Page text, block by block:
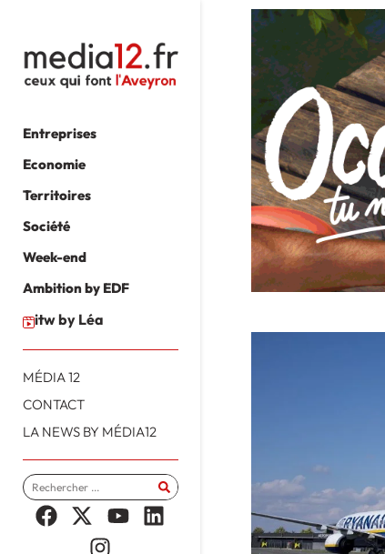
Entreprises
Economie
Territoires
Société
Week-end
Ambition by EDF
itw by Léa
MÉDIA 12
CONTACT
LA NEWS BY MÉDIA12